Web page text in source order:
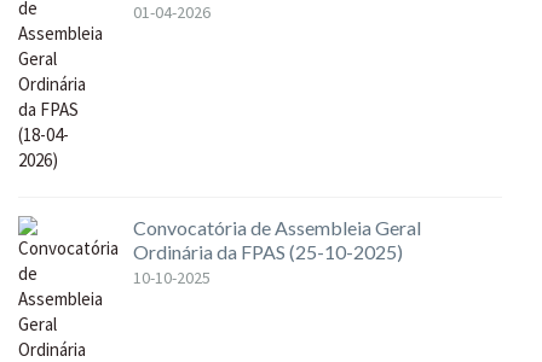
01-04-2026
Convocatória de Assembleia Geral
Ordinária da FPAS (25-10-2025)
10-10-2025